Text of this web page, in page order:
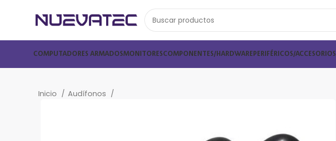
COMPUTADORES ARMADOSMONITORESCOMPONENTES/HARDWARE PERIFÉRICOS/ACCESORIOS
Inicio Audífonos